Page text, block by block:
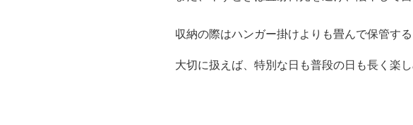
収納の際はハンガー掛けよりも畳んで保管す
大切に扱えば、特別な日も普段の日も長く楽し